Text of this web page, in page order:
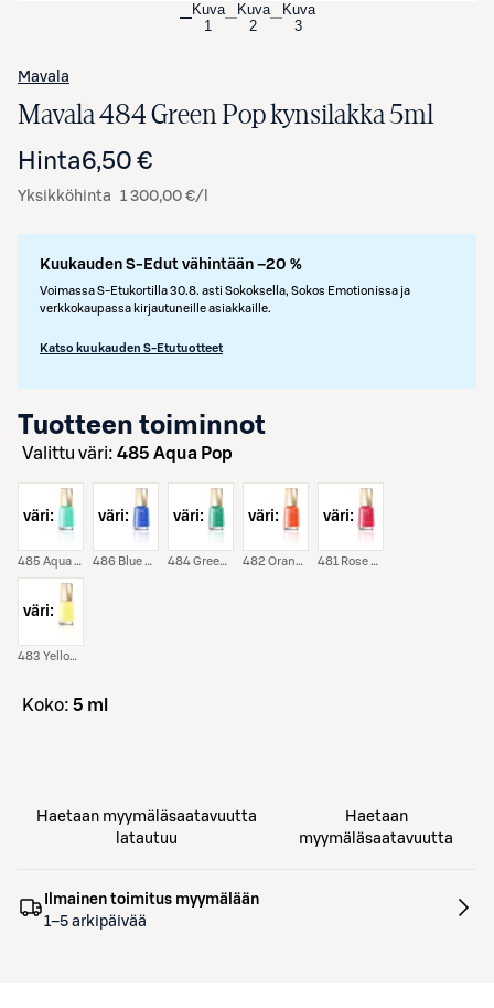
Kuva
1
Kuva
2
Kuva
3
Mavala
Mavala 484 Green Pop kynsilakka 5ml
Hinta6,50 €
Yksikköhinta 1 300,00 €/l
Kuukauden S-Edut vähintään –20 %
Voimassa S-Etukortilla 30.8. asti Sokoksella, Sokos Emotionissa ja
verkkokaupassa kirjautuneille asiakkaille.
Katso kuukauden S-Etutuotteet
Tuotteen toiminnot
Valittu väri: 485 Aqua Pop
väri:
485 Aqua Pop
väri:
486 Blue Pop
väri:
484 Green Pop
väri:
482 Orange Pop
väri:
481 Rose Pop
väri:
483 Yellow Pop
koko: 5 ml
Haetaan myymäläsaatavuutta
latautuu
Haetaan
myymäläsaatavuutta
Ilmainen toimitus myymälään
1–5 arkipäivää